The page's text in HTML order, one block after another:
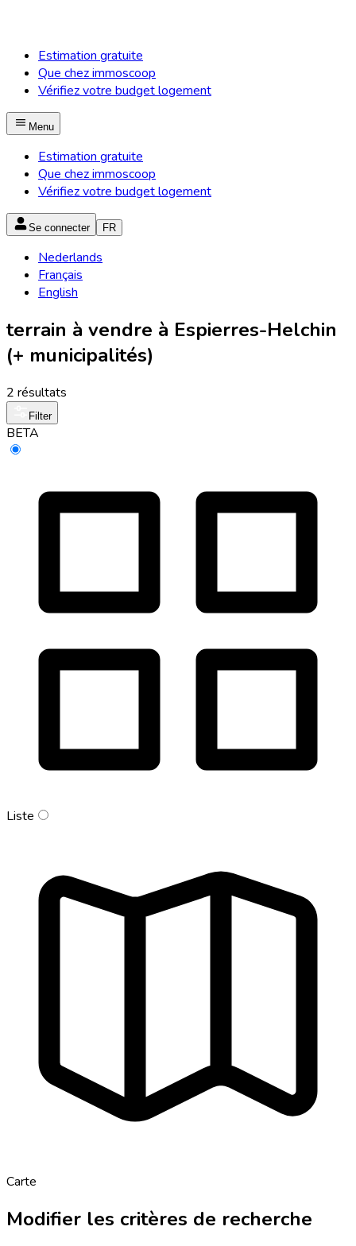
Estimation gratuite
Que chez immoscoop
Vérifiez votre budget logement
Menu
Estimation gratuite
Que chez immoscoop
Vérifiez votre budget logement
Se connecter FR
Nederlands
Français
English
terrain à vendre à Espierres-Helchin
(+ municipalités)
2 résultats
Filter
BETA
Liste
Carte
Modifier les critères de recherche